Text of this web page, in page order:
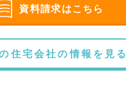
資料請求はこちら
住宅会社の情報を見る